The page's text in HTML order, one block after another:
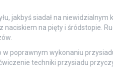
jakbyś siadał na niewidzialnym
naciskiem na pięty i śródstopie.
poprawnym wykonaniu
techniki przysiadu